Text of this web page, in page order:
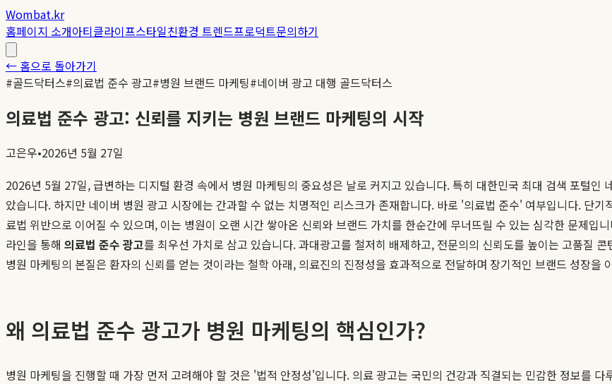
Wombat.kr
홈페이지 소개아티클라이프스타일친환경 트렌드프로덕트문의하기
← 홈으로 돌아가기
#골드닥터스#의료법 준수 광고#병원 브랜드 마케팅#네이버 광고 대행 골드닥터스
의료법 준수 광고: 신뢰를 지키는 병원 브랜드 마케팅의 시작
고은우•2026년 5월 27일
2026년 5월 27일, 급변하는 디지털 환경 속에서 병원 마케팅의 중요성은 날로 커지고 있습니다. 특히 대한민국 최대 검색 포털인
았습니다. 하지만 네이버 병원 광고 시장에는 간과할 수 없는 치명적인 리스크가 존재합니다. 바로 '의료법 준수' 여부입니다. 단
료법 위반으로 이어질 수 있으며, 이는 병원이 오랜 시간 쌓아온 신뢰와 브랜드 가치를 한순간에 무너뜨릴 수 있는 심각한 문제입
라인을 통해 의료법 준수 광고를 최우선 가치로 삼고 있습니다. 과대광고를 철저히 배제하고, 전문의의 신뢰도를 높이는 고품질
병원 마케팅의 본질은 환자의 신뢰를 얻는 것이라는 철학 아래, 의료진의 진정성을 효과적으로 전달하며 장기적인 브랜드 성장을
왜 의료법 준수 광고가 병원 마케팅의 핵심인가?
병원 마케팅을 진행할 때 가장 먼저 고려해야 할 것은 '법적 안정성'입니다. 의료 광고는 국민의 건강과 직결되는 민감한 정보를